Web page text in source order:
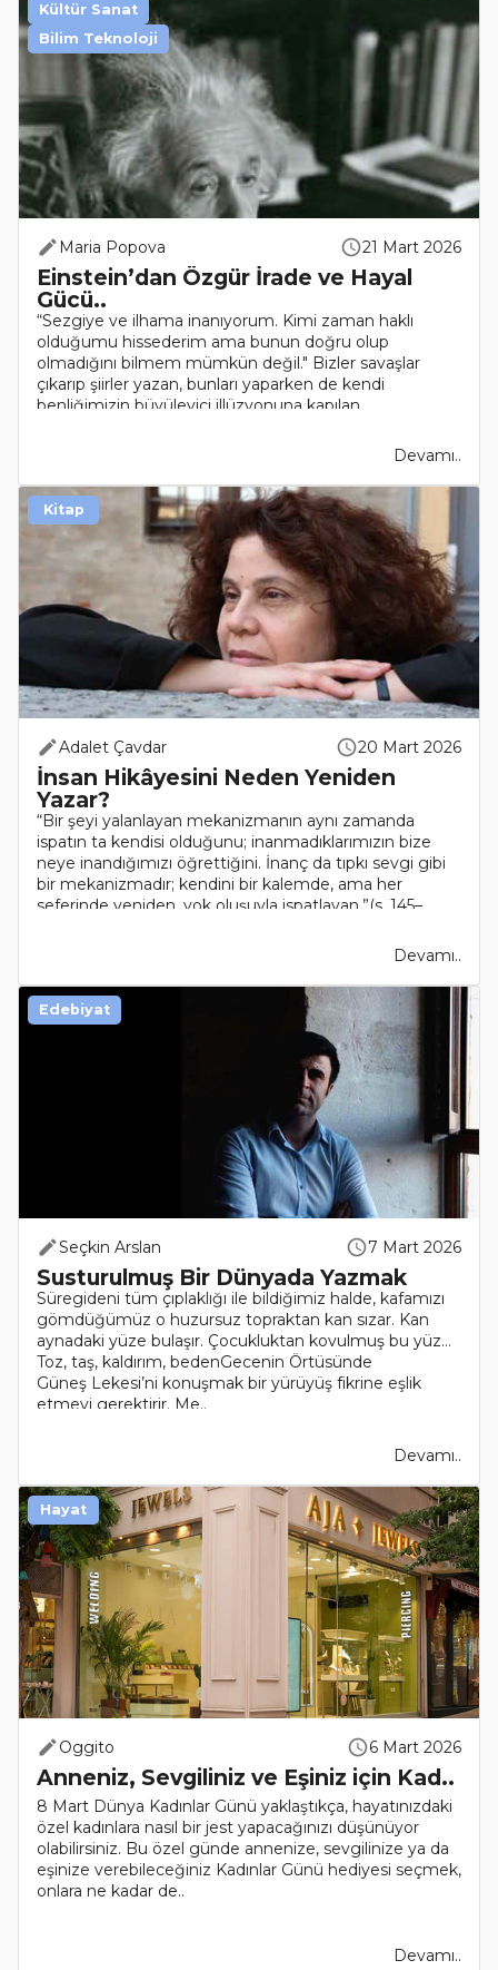
Maria Popova 21 Mart 2026
Einstein’dan Özgür İrade ve Hayal
Gücü..
“Sezgiye ve ilhama inanıyorum. Kimi zaman haklı
olduğumu hissederim ama bunun doğru olup
olmadığını bilmem mümkün değil." Bizler savaşlar
çıkarıp şiirler yazan, bunları yaparken de kendi
benliğimizin büyüleyici illüzyonuna kapılan
Devamı..
Kültür Sanat
Bilim Teknoloji
Adalet Çavdar 20 Mart 2026
İnsan Hikâyesini Neden Yeniden
Yazar?
“Bir şeyi yalanlayan mekanizmanın aynı zamanda
ispatın ta kendisi olduğunu; inanmadıklarımızın bize
neye inandığımızı öğrettiğini. İnanç da tıpkı sevgi gibi
bir mekanizmadır; kendini bir kalemde, ama her
seferinde yeniden, yok oluşuyla ispatlayan.”(s. 145–
Devamı..
Kitap
Seçkin Arslan 7 Mart 2026
Susturulmuş Bir Dünyada Yazmak
Süregideni tüm çıplaklığı ile bildiğimiz halde, kafamızı
gömdüğümüz o huzursuz topraktan kan sızar. Kan
aynadaki yüze bulaşır. Çocukluktan kovulmuş bu yüz…
Toz, taş, kaldırım, bedenGecenin Örtüsünde
Güneş Lekesi’ni konuşmak bir yürüyüş fikrine eşlik
etmeyi gerektirir. Me..
Devamı..
Edebiyat
Oggito 6 Mart 2026
Anneniz, Sevgiliniz ve Eşiniz için Kad..
8 Mart Dünya Kadınlar Günü yaklaştıkça, hayatınızdaki
özel kadınlara nasıl bir jest yapacağınızı düşünüyor
olabilirsiniz. Bu özel günde annenize, sevgilinize ya da
eşinize verebileceğiniz Kadınlar Günü hediyesi seçmek,
onlara ne kadar de..
Devamı..
Hayat